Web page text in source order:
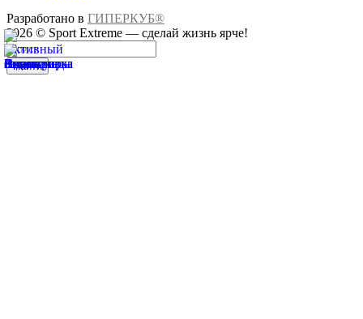
Разработано в ГИПЕРКУБ®
2026 © Sport Extreme — сделай жизнь ярче!
Найти